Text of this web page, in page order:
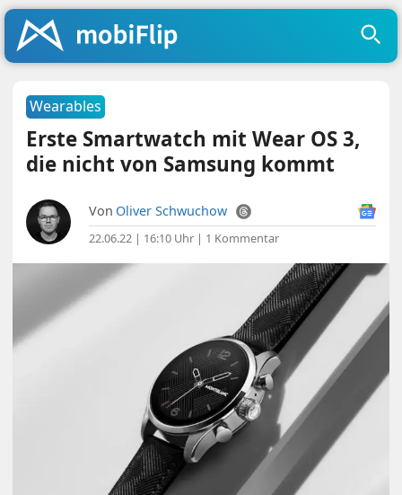
Wearables
Erste Smartwatch mit Wear OS 3,
die nicht von Samsung kommt
Von Oliver Schwuchow
22.06.22 | 16:10 Uhr | 1 Kommentar